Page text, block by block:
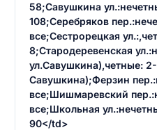
58;Савушкина
108;Серебряков
все;Сестрорецкая
8;Стародеревенская
ул.Савушкина),четные:
Савушкина);Ферзин
все;Шишмаревский
все;Школьная
90</td>